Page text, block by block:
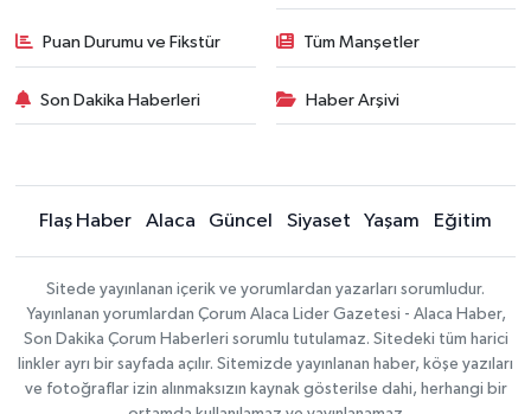
Puan Durumu ve Fikstür Tüm Manşetler
Son Dakika Haberleri Haber Arşivi
Flaş Haber Alaca Güncel Siyaset Yaşam Eğitim
Sitede yayınlanan içerik ve yorumlardan yazarları sorumludur.
Yayınlanan yorumlardan Çorum Alaca Lider Gazetesi - Alaca Haber,
Son Dakika Çorum Haberleri sorumlu tutulamaz. Sitedeki tüm harici
linkler ayrı bir sayfada açılır. Sitemizde yayınlanan haber, köşe yazıları
ve fotoğraflar izin alınmaksızın kaynak gösterilse dahi, herhangi bir